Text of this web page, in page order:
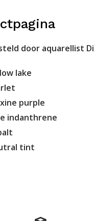
door aquarellist
lake
purple
indanthrene
tint